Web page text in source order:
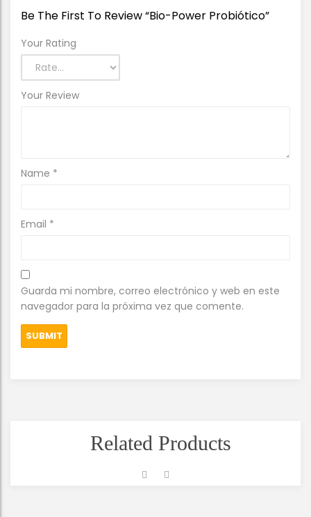
Be The First To Review “Bio-Power Probiótico”
Your Rating
Your Review
Name *
Email *
Guarda mi nombre, correo electrónico y web en este
navegador para la próxima vez que comente.
Related Products